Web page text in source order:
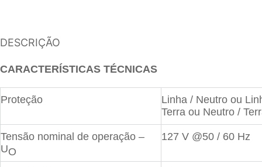
DESCRIÇÃO
CARACTERÍSTICAS TÉCNICAS
Proteção
Linha / Neutro ou
Terra ou Neutro /
Tensão nominal de operação –
UO
127 V @50 / 60 Hz